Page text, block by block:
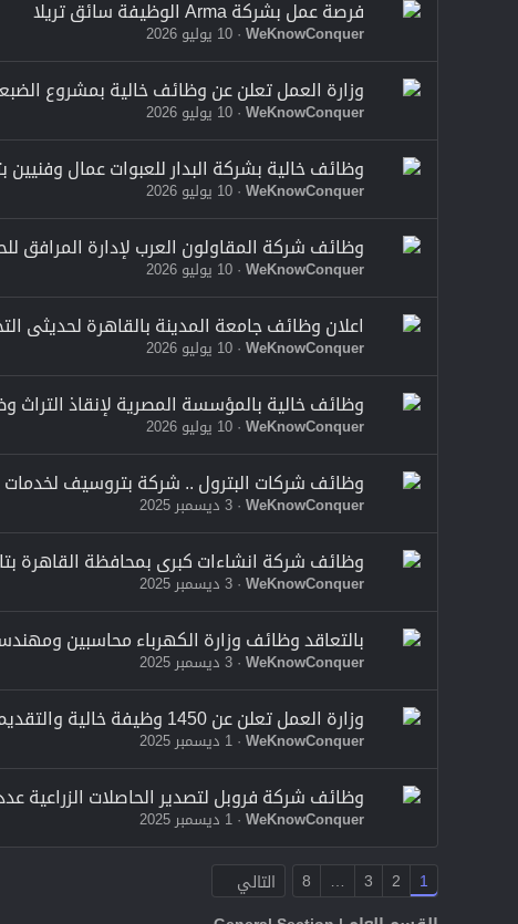
فرصة عمل بشركة Arma الوظيفة سائق تريلا
WeKnowConquer 10 يوليو 2026
وزارة العمل تعلن عن وظائف خالية بمشروع الضبعة
WeKnowConquer 10 يوليو 2026
وظائف خالية بشركة البدار للعبوات عمال وفنيين بتاريخ
WeKnowConquer 10 يوليو 2026
وظائف شركة المقاولون العرب لإدارة المرافق
WeKnowConquer 10 يوليو 2026
اعلان وظائف جامعة المدينة بالقاهرة لحديثى
WeKnowConquer 10 يوليو 2026
وظائف خالية بالمؤسسة المصرية لإنقاذ التراث
WeKnowConquer 10 يوليو 2026
وظائف شركات البترول .. شركة بتروسيف لخدمات
WeKnowConquer 3 ديسمبر 2025
وظائف شركة انشاءات كبرى بمحافظة القاهرة بتاريخ
WeKnowConquer 3 ديسمبر 2025
بالتعاقد وظائف وزارة الكهرباء محاسبين ومهندسين
WeKnowConquer 3 ديسمبر 2025
وزارة العمل تعلن عن 1450 وظيفة خالية والتقديم الكترونى
WeKnowConquer 1 ديسمبر 2025
وظائف شركة فروبل لتصدير الحاصلات الزراعية عدد 5 وظائف
WeKnowConquer 1 ديسمبر 2025
1
2
3
8 التالي